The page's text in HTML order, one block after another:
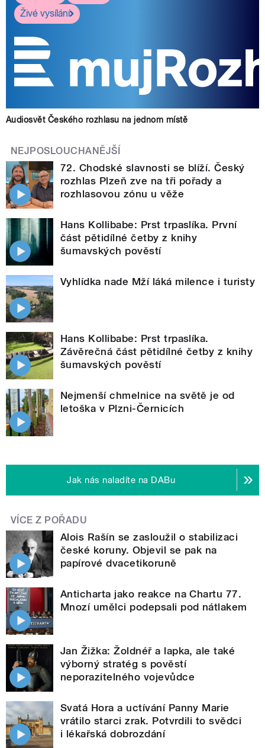
Živé vysílání
Audiosvět Českého rozhlasu na jednom místě
NEJPOSLOUCHANĚJŠÍ
72. Chodské slavnosti se blíží. Český
rozhlas Plzeň zve na tři pořady a
rozhlasovou zónu u věže
Hans Kollibabe: Prst trpaslíka. První
část pětidílné četby z knihy
šumavských pověstí
Vyhlídka nade Mží láká milence i turisty
Hans Kollibabe: Prst trpaslíka.
Závěrečná část pětidílné četby z knihy
šumavských pověstí
Nejmenší chmelnice na světě je od
letoška v Plzni-Černicích
Jak nás naladíte na DABu
VÍCE Z POŘADU
Alois Rašín se zasloužil o stabilizaci
české koruny. Objevil se pak na
papírové dvacetikoruně
Anticharta jako reakce na Chartu 77.
Mnozí umělci podepsali pod nátlakem
Jan Žižka: Žoldnéř a lapka, ale také
výborný stratég s pověstí
neporazitelného vojevůdce
Svatá Hora a uctívání Panny Marie
vrátilo starci zrak. Potvrdili to svědci
i lékařská dobrozdání